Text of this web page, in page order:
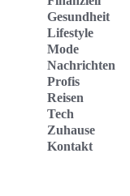
Gesundheit
Lifestyle
Mode
Nachrichten
Profis
Reisen
Tech
Zuhause
Kontakt